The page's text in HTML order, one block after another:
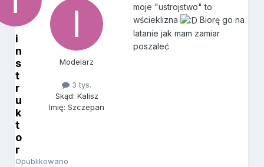
i
n
s
t
r
u
k
t
o
r
Opublikowano
Modelarz
3 tys.
Skąd: Kalisz
Imię: Szczepan
moje "ustrojstwo" to
wścieklizna
Biorę go na
latanie jak mam zamiar
poszaleć